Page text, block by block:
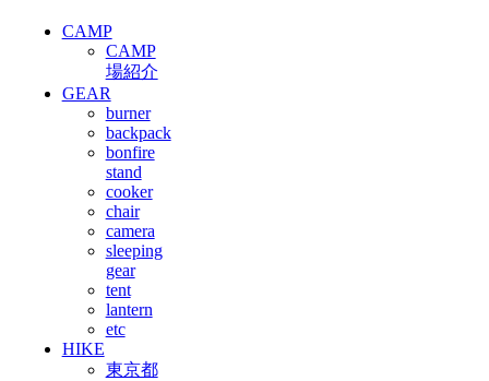
CAMP
CAMP
場紹介
GEAR
burner
backpack
bonfire
stand
cooker
chair
camera
sleeping
gear
tent
lantern
etc
HIKE
東京都